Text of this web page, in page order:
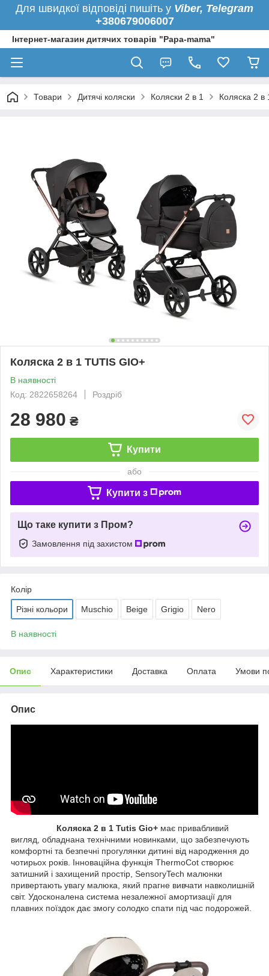
Для швидкої відповіді пишіть у Viber, Telegram
+380679006007
Інтернет-магазин дитячих товарів "Papa-mama"
Товари Дитячі коляски Коляски 2 в 1 Коляска 2 в
Коляска 2 в 1 TUTIS GIO+
В наявності
Код: 2822658264
Роздріб
28 980 ₴
Купити
або
Купити з
Що таке купити з Пром?
Замовлення під захистом
Колір
Різні кольори Muschio Beige Grigio Nero
В наявності
Опис Характеристики Доставка Оплата Умови
Опис
Коляска 2 в 1 Tutis Gio+ має привабливий
вигляд, обладнана технічними новинками, що забезпечують
комфортні та безпечні прогулянки дитині від народження до
чотирьох років. Інноваційна функція ThermoCot створює
затишний і захищений простір, SensoryTech малюнки
привертають увагу малюка, який прагне вивчати навколишній
світ. Удосконалена система незалежної амортизації для
плавних поїздок дає змогу солодко спати під час подорожей.